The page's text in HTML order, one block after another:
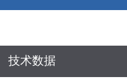
技术数据